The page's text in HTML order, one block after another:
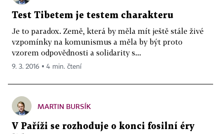
Test Tibetem je testem charakteru
Je to paradox. Země, která by měla mít ještě stále živé
vzpomínky na komunismus a měla by být proto
vzorem odpovědnosti a solidarity s...
9. 3. 2016 ▪ 4 min. čtení
MARTIN BURSÍK
V Paříži se rozhoduje o konci fosilní éry